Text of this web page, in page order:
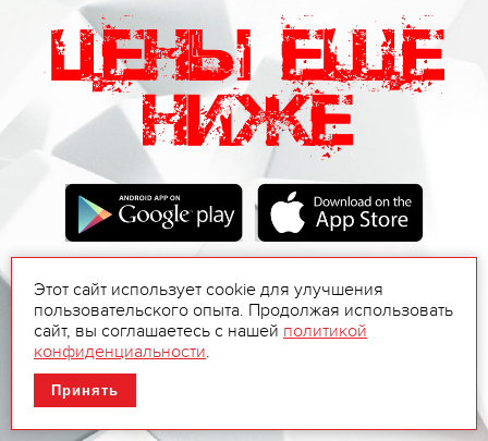
Этот сайт использует cookie для улучшения
пользовательского опыта. Продолжая использовать
сайт, вы соглашаетесь с нашей политикой
конфиденциальности.
Принять